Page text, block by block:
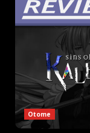
Otome